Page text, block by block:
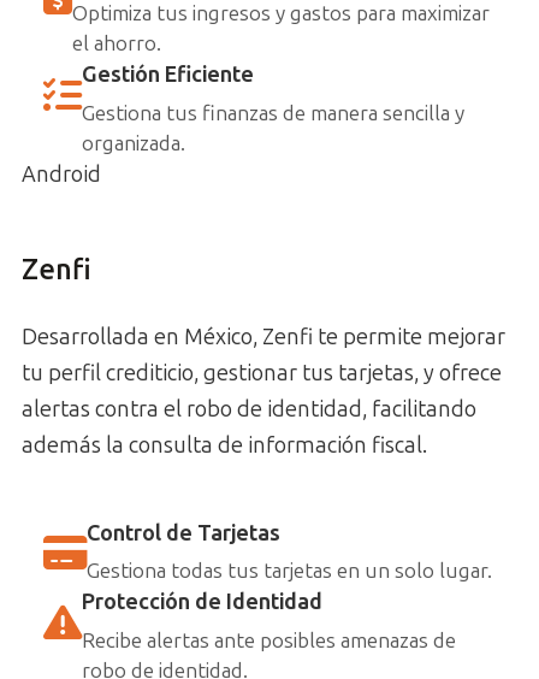
Optimiza tus ingresos y gastos para maximizar
el ahorro.
Gestión Eficiente
Gestiona tus finanzas de manera sencilla y
organizada.
Android
Zenfi
Desarrollada en México, Zenfi te permite mejorar
tu perfil crediticio, gestionar tus tarjetas, y ofrece
alertas contra el robo de identidad, facilitando
además la consulta de información fiscal.
Control de Tarjetas
Gestiona todas tus tarjetas en un solo lugar.
Protección de Identidad
Recibe alertas ante posibles amenazas de
robo de identidad.